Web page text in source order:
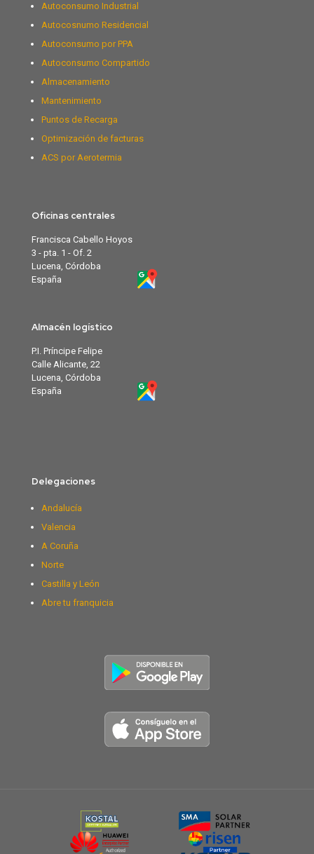
Autoconsumo Industrial
Autocosnumo Residencial
Autoconsumo por PPA
Autoconsumo Compartido
Almacenamiento
Mantenimiento
Puntos de Recarga
Optimización de facturas
ACS por Aerotermia
Oficinas centrales
Francisca Cabello Hoyos
3 - pta. 1 - Of. 2
Lucena, Córdoba
España
Almacén logístico
P.I. Príncipe Felipe
Calle Alicante, 22
Lucena, Córdoba
España
Delegaciones
Andalucía
Valencia
A Coruña
Norte
Castilla y León
Abre tu franquicia